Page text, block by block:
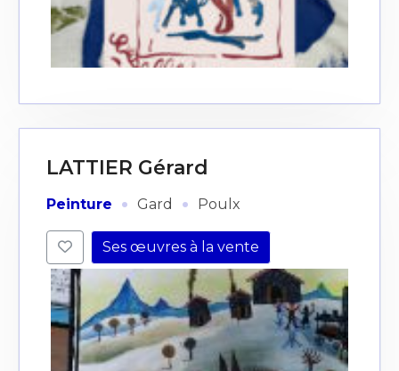
LATTIER Gérard
Peinture · Gard · Poulx
Ses œuvres à la vente